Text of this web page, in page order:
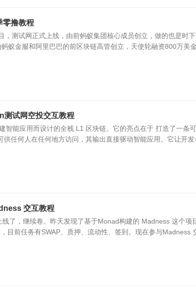
零撸教程
，测试网正式上线，由前蚂蚁集团核心成员创立，做的也是时
蚁金服和阿里巴巴的前区块链高管创立，天使轮融资800万美
测试网空投交互教程
智能应用而设计的全栈 L1 区块链。它的亮点在于 打造了一条
供任何人在任何地方访问，其输出直接驱动智能应用。它让开发
交互教程
了，继续卷。昨天发现了基于Monad构建的 Madness 这个项
目前任务有SWAP、质押、流动性、签到。现在参与Madness